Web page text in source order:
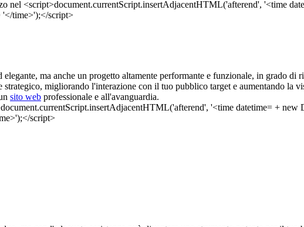
ma anche un progetto altamente performante e funzionale, in grado di
strategico, migliorando l'interazione con il tuo pubblico target e aumentando la
sito web professionale e all'avanguardia.